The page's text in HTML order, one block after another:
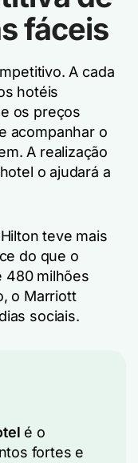
fáceis
A cada
hotéis
os preços
acompanhar o
A realização
o ajudará a
teve mais
do que o
480 milhões
o Marriott
sociais.
é o
fortes e